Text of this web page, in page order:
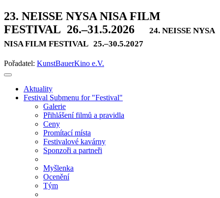
23. NEISSE NYSA NISA FILM
FESTIVAL 26.–31.5.2026
24. NEISSE NYSA
NISA FILM FESTIVAL 25.–30.5.2027
Pořadatel: KunstBauerKino e.V.
Aktuality
Festival Submenu for "Festival"
Galerie
Přihlášení filmů a pravidla
Ceny
Promítací místa
Festivalové kavárny
Sponzoři a partneři
Myšlenka
Ocenění
Tým